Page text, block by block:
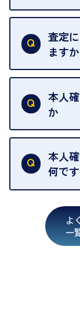
可能な
グオフ
契約破
きます。
売却当
出張買
一切い
だけな
ござい
査定
ますか
お品物
取の場
お品物
本人
か
買取店
行うこ
いただ
本人
何で
・健康
・マイ
・在留
・旧パ
よ
一